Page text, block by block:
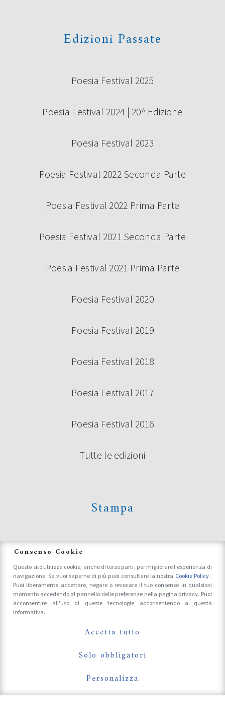
Edizioni Passate
Poesia Festival 2025
Poesia Festival 2024 | 20^ Edizione
Poesia Festival 2023
Poesia Festival 2022 Seconda Parte
Poesia Festival 2022 Prima Parte
Poesia Festival 2021 Seconda Parte
Poesia Festival 2021 Prima Parte
Poesia Festival 2020
Poesia Festival 2019
Poesia Festival 2018
Poesia Festival 2017
Poesia Festival 2016
Tutte le edizioni
Stampa
Accrediti Stampa e Fotografi
Follow Us On
Consenso Cookie
Questo sito utilizza cookie, anche di terze parti, per migliorare l'esperienza di
navigazione. Se vuoi saperne di più puoi consultare la nostra Cookie Policy .
Puoi liberamente accettare, negare o revocare il tuo consenso in qualsiasi
momento accedendo al pannello delle preferenze nella pagina privacy. Puoi
acconsentire all'uso di queste tecnologie acconsentendo a questa
informativa.
Accetta tutto
Solo obbligatori
Personalizza